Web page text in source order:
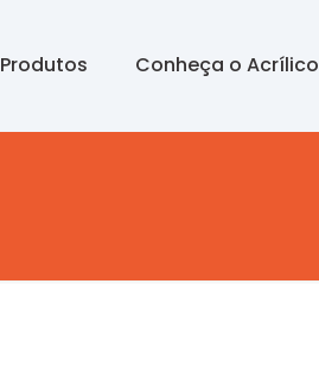
Produtos Conheça o Acrílico